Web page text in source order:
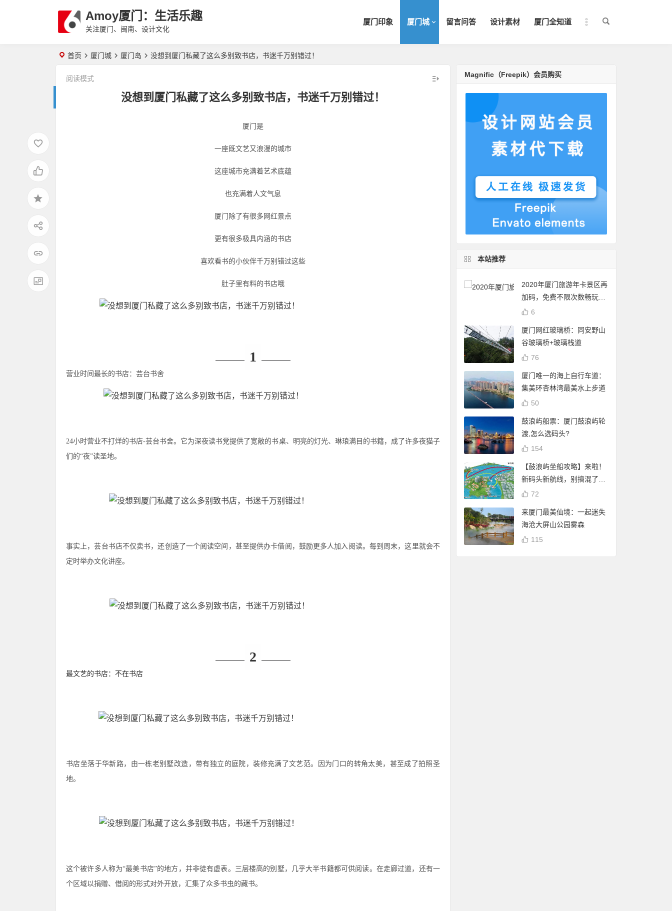
Amoy厦门：生活乐趣
关注厦门、闽南、设计文化
厦门印象 厦门城 留言问答 设计素材 厦门全知道
首页 厦门城 厦门岛 没想到厦门私藏了这么多别致书店，书迷千万别错过！
没想到厦门私藏了这么多别致书店，书迷千万别错过！
阅读模式
厦门是
一座既文艺又浪漫的城市
这座城市充满着艺术底蕴
也充满着人文气息
厦门除了有很多网红景点
更有很多极具内涵的书店
喜欢看书的小伙伴千万别错过这些
肚子里有料的书店哦
1
营业时间最长的书店：芸台书舍
24小时营业不打烊的书店-芸台书舍。它为深夜读书党提供了宽敞的书桌、明亮的灯光、琳琅满目的书籍，成了许多夜猫子
们的“夜”读圣地。
事实上，芸台书店不仅卖书，还创造了一个阅读空间，甚至提供办卡借阅，鼓励更多人加入阅读。每到周末，这里就会不
定时举办文化讲座。
2
最文艺的书店：不在书店
书店坐落于华新路，由一栋老别墅改造，带有独立的庭院，装修充满了文艺范。因为门口的转角太美，甚至成了拍照圣
地。
这个被许多人称为“最美书店”的地方，并非徒有虚表。三层楼高的别墅，几乎大半书籍都可供阅读。在走廊过道，还有一
个区域以捐赠、借阅的形式对外开放，汇集了众多书虫的藏书。
Magnific（Freepik）会员购买
本站推荐
2020年厦门旅游年卡景区再
加码，免费不限次数畅玩24
个景点
6
厦门网红玻璃桥：同安野山
谷玻璃桥+玻璃栈道
76
厦门唯一的海上自行车道：
集美环杏林湾最美水上步道
50
鼓浪屿船票：厦门鼓浪屿轮
渡,怎么选码头?
154
【鼓浪屿坐船攻略】来啦！
新码头新航线，别搞混了
哦！72
来厦门最美仙境：一起迷失
海沧大屏山公园雾森
115